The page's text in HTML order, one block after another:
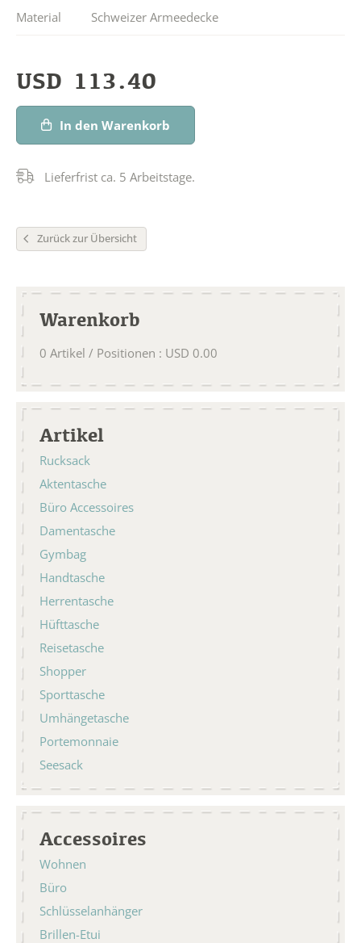
Material Schweizer Armeedecke
USD 113.40
In den Warenkorb
Lieferfrist ca. 5 Arbeitstage.
Zurück zur Übersicht
Warenkorb
0 Artikel / Positionen : USD 0.00
Artikel
Rucksack
Aktentasche
Büro Accessoires
Damentasche
Gymbag
Handtasche
Herrentasche
Hüfttasche
Reisetasche
Shopper
Sporttasche
Umhängetasche
Portemonnaie
Seesack
Accessoires
Wohnen
Büro
Schlüsselanhänger
Brillen-Etui